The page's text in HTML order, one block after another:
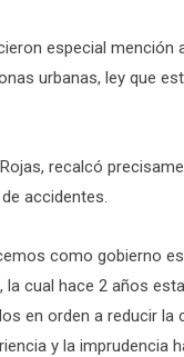
especial
urbanas, ley que
recalcó
accidentes.
como gobierno
cual hace 2 años
en orden a reducir
y la imprudencia